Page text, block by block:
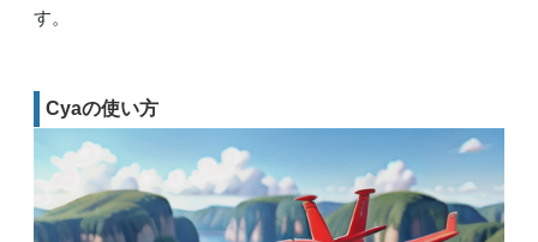
す。
Cyaの使い方